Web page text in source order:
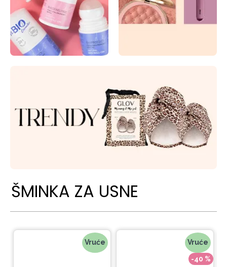
ŠMINKA ZA USNE
Vruće Vruće
-40 %